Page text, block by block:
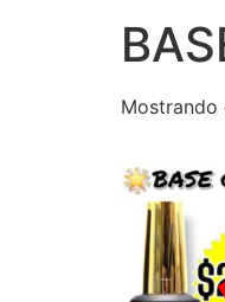
Mostrando